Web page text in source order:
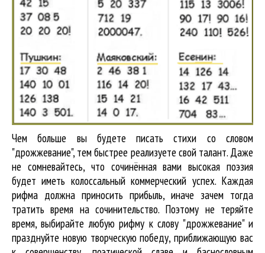
Чем больше вы будете писать стихи со словом
"дрожжевание", тем быстрее реализуете свой талант. Даже
не сомневайтесь, что сочинённая вами высокая поэзия
будет иметь колоссальный коммерческий успех. Каждая
рифма должна приносить прибыль, иначе зачем тогда
тратить время на сочинительство. Поэтому не теряйте
время, выбирайте любую рифму к слову "дрожжевание" и
празднуйте новую творческую победу, приближающую вас